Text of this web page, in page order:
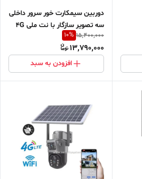
دوربین سیمکارت خور سرور داخلی
سه تصویر سازگار با نت ملی 4G
15,400,000
10%
13,790,000
افزودن به سبد